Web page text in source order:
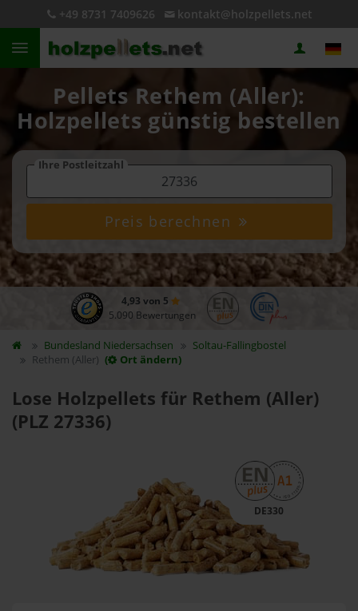
+49 8731 7409626 kontakt@holzpellets.net
Pellets Rethem (Aller):
Holzpellets günstig bestellen
Ihre Postleitzahl
Preis berechnen
4,93 von 5
5.090 Bewertungen
Bundesland Niedersachsen
Soltau-Fallingbostel
Rethem (Aller) ( Ort ändern)
Lose Holzpellets für Rethem (Aller)
(PLZ 27336)
DE330